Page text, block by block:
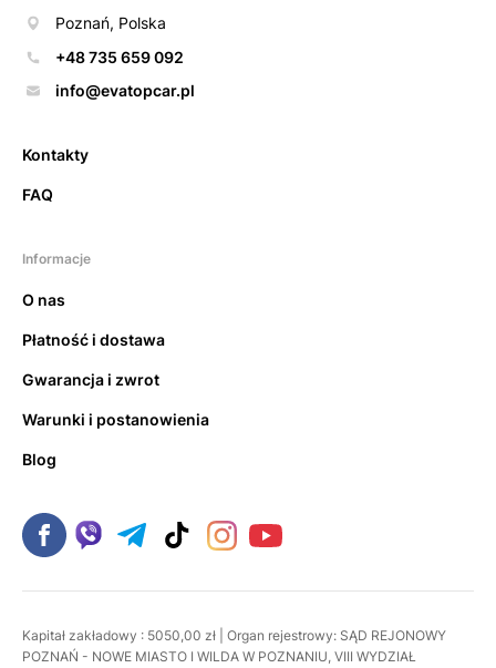
Poznań, Polska
+48 735 659 092
info@evatopcar.pl
Kontakty
FAQ
Informacje
O nas
Płatność i dostawa
Gwarancja i zwrot
Warunki i postanowienia
Blog
Kapitał zakładowy : 5050,00 zł | Organ rejestrowy: SĄD REJONOWY
POZNAŃ - NOWE MIASTO I WILDA W POZNANIU, VIII WYDZIAŁ